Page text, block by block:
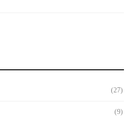
(27)
(9)